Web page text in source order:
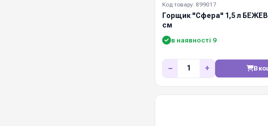
Код товару: 899017
Горщик "Сфера" 1,5 л
см
в наявності 9
− + В